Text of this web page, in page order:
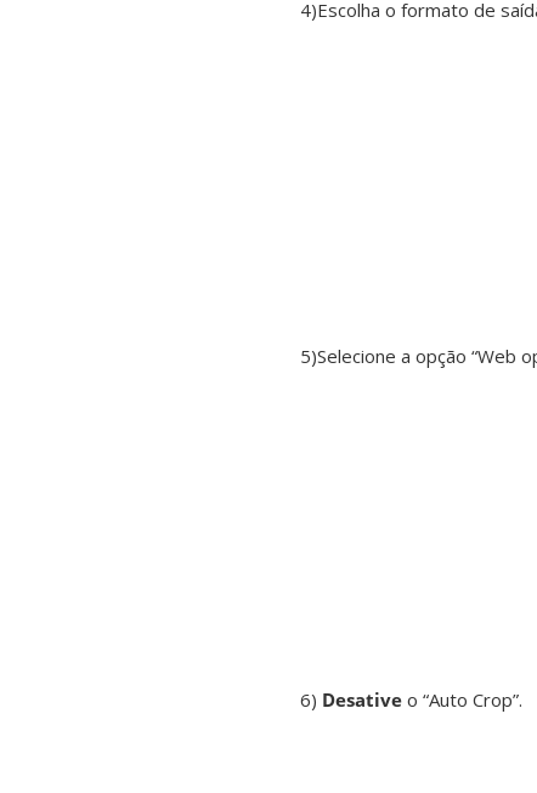
4)Escolha o formato de
5)Selecione a opção “Web
6) Desative o “Auto Crop”.